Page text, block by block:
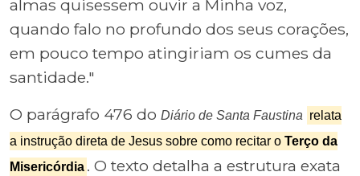
almas quisessem ouvir a Minha voz,
quando falo no profundo dos seus corações,
em pouco tempo atingiriam os cumes da
santidade."
O parágrafo 476 do Diário de Santa Faustina relata
a instrução direta de Jesus sobre como recitar o Terço da
Misericórdia . O texto detalha a estrutura exata